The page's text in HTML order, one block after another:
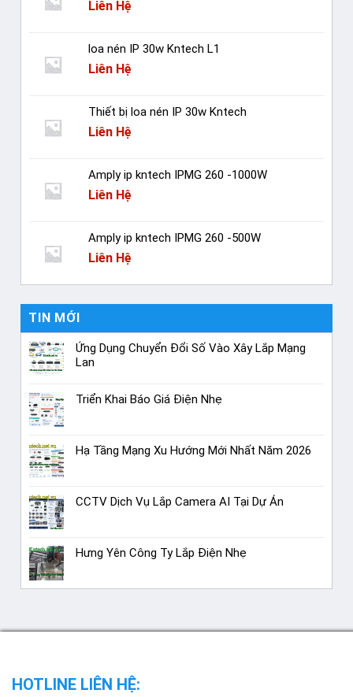
Liên Hệ
loa nén IP 30w Kntech L1
Liên Hệ
Thiết bị loa nén IP 30w Kntech
Liên Hệ
Amply ip kntech IPMG 260 -1000W
Liên Hệ
Amply ip kntech IPMG 260 -500W
Liên Hệ
TIN MỚI
Ứng Dụng Chuyển Đổi Số Vào Xây Lắp Mạng
Lan
Triển Khai Báo Giá Điện Nhẹ
Hạ Tầng Mạng Xu Hướng Mới Nhất Năm 2026
CCTV Dịch Vụ Lắp Camera AI Tại Dự Án
Hưng Yên Công Ty Lắp Điện Nhẹ
HOTLINE LIÊN HỆ: